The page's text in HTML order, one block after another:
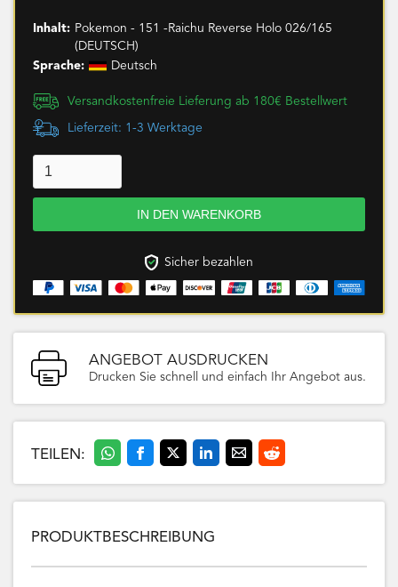
Inhalt: Pokemon - 151 -Raichu Reverse Holo 026/165
(DEUTSCH)
Sprache:
Deutsch
Versandkostenfreie Lieferung ab 180€ Bestellwert
Lieferzeit: 1-3 Werktage
Sicher bezahlen
ANGEBOT AUSDRUCKEN
Drucken Sie schnell und einfach Ihr Angebot aus.
TEILEN:
PRODUKTBESCHREIBUNG